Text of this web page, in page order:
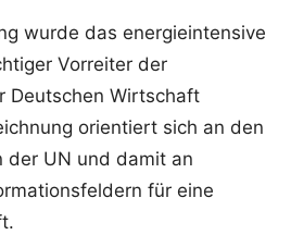
wurde das energieintensive
Vorreiter der
Deutschen Wirtschaft
orientiert sich an den
der UN und damit an
für eine